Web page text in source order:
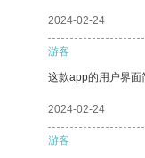
2024-02-24
游客
这款app的用户界面
2024-02-24
游客